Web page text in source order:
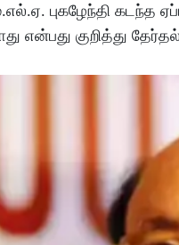
புகழேந்தி கடந்த
என்பது குறித்து